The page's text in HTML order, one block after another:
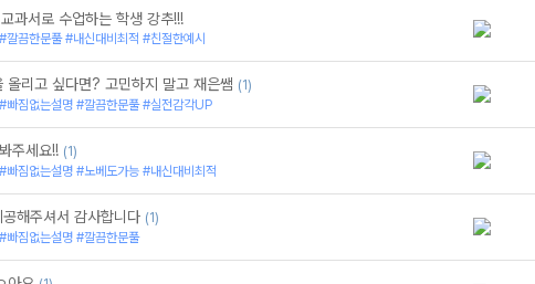
Make it 씨뮬 : 고2 9월 학력평가 대비
[대수] Make it 개념원리 (22 개정 교육과정)
Make it 씨뮬 : 고1 6월 학력평가 대비
[수학(상)] Make it COMPLETE : 1학기 중간고사 90점 뚫기
[공통수학2] Make it 개념원리 (22 개정 교육과정)
Make it 씨뮬 : 고2 3월 학력평가 대비
[공통수학1] Make it 개념원리 (22 개정 교육과정)
[수학(하)] Math Core 실전개념과 유형의 1:1 매칭 <전범위>
과서로 수업하는 학생 강추!!!
깔끔한문풀 #내신대비최적 #친절한예시
올리고 싶다면? 고민하지 말고 재은쌤 (1)
빠짐없는설명 #깔끔한문풀 #실전감각UP
주세요!! (1)
빠짐없는설명 #노베도가능 #내신대비최적
해주셔서 감사합니다 (1)
빠짐없는설명 #깔끔한문풀